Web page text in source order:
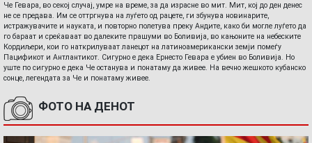
Че Гевара, во секој случај, умре на време, за да израсне во мит. Мит, кој до ден денес
не се предава. Им се оттргнува на луѓето од рацете, ги збунува новинарите,
истражувачите и науката, и повторно полетува преку Андите, како би могле луѓето да
го бараат и среќаваат во далеките прашуми во Боливија, во кањоните на небеските
Кордиљери, кои го наткрилуваат ланецот на латиноамерикански земји помеѓу
Пацификот и Антлантикот. Сигурно е дека Ернесто Гевара е убиен во Боливија. Но
уште по сигурно е дека Че останува и понатаму да живее. На вечно жешкото кубанско
сонце, легендата за Че и понатаму живее.
ФОТО НА ДЕНОТ